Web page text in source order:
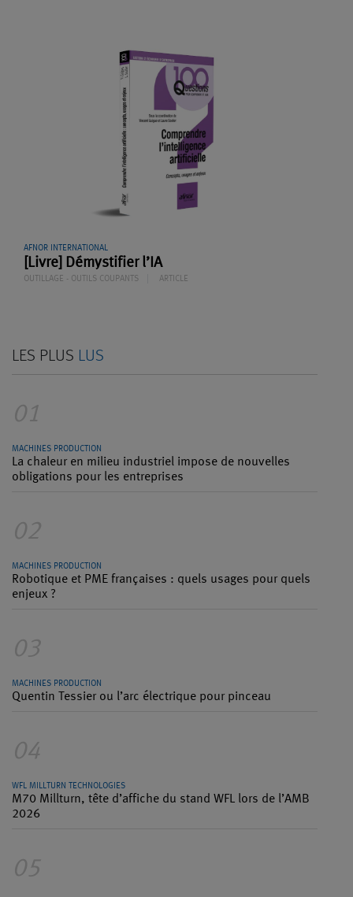
AFNOR INTERNATIONAL
[Livre] Démystifier l’IA
OUTILLAGE - OUTILS COUPANTS ARTICLE
LES PLUS LUS
01
MACHINES PRODUCTION
La chaleur en milieu industriel impose de nouvelles
obligations pour les entreprises
02
MACHINES PRODUCTION
Robotique et PME françaises : quels usages pour quels
enjeux ?
03
MACHINES PRODUCTION
Quentin Tessier ou l’arc électrique pour pinceau
04
WFL MILLTURN TECHNOLOGIES
M70 Millturn, tête d’affiche du stand WFL lors de l’AMB
2026
05